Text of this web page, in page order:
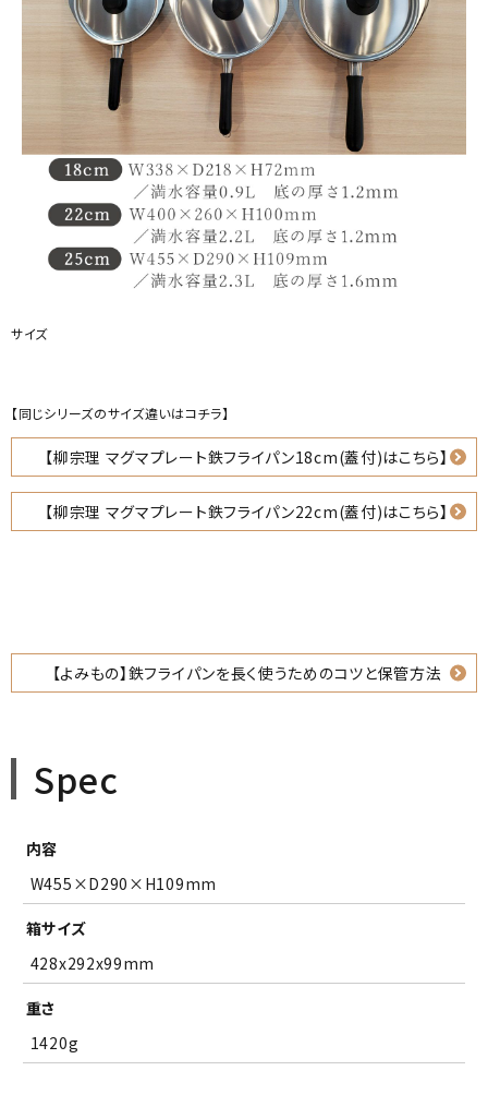
サイズ
【同じシリーズのサイズ違いはコチラ】
【柳宗理 マグマプレート鉄フライパン18cm(蓋付)はこちら】
【柳宗理 マグマプレート鉄フライパン22cm(蓋付)はこちら】
【よみもの】鉄フライパンを長く使うためのコツと保管方法
Spec
内容
W455×D290×H109mm
箱サイズ
428x292x99mm
重さ
1420g